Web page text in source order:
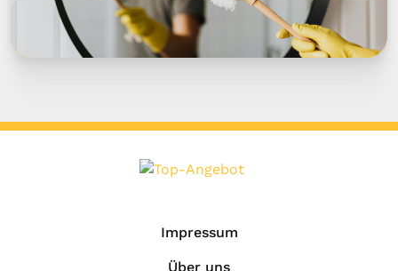
Impressum
Über uns